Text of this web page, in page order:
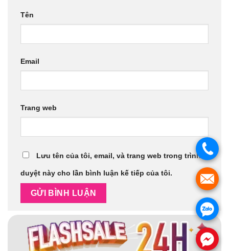
Tên
Email
Trang web
Lưu tên của tôi, email, và trang web trong trình
duyệt này cho lần bình luận kế tiếp của tôi.
.
.
.
.